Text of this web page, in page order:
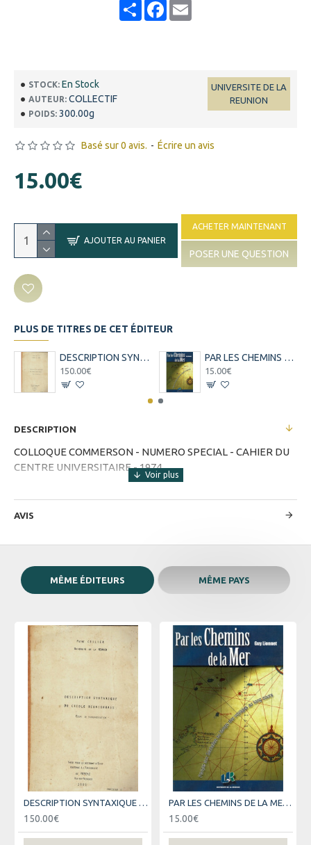
ShareFacebook
Email
STOCK: En Stock
AUTEUR: COLLECTIF
POIDS: 300.00g
UNIVERSITE DE LA
REUNION
Basé sur 0 avis. - Écrire un avis
15.00€
AJOUTER AU PANIER
ACHETER MAINTENANT
POSER UNE QUESTION
PLUS DE TITRES DE CET ÉDITEUR
DESCRIPTION SYNTAXIQUE DU CREOLE REUNIONNAIS -THESE DE DOCTORAT - TOME 1 ET 2 - PIERRECELLIER - 1985
150.00€
PAR LES CHEMINS DE LA MER - PERIPLE AUX SEYCHELLES - GUY LIONNET - 2001
15.00€
DESCRIPTION
COLLOQUE COMMERSON - NUMERO SPECIAL - CAHIER DU
CENTRE UNIVERSITAIRE - 1974
AVIS
MÊME ÉDITEURS MÊME PAYS
DESCRIPTION SYNTAXIQUE DU CREOLE REUNIONNAIS -THESE DE DOCTORAT - TOME 1 ET 2 - PIERRECELLIER - 1985
150.00€
PAR LES CHEMINS DE LA MER - PERIPLE AUX SEYCHELLES - GUY LIONNET - 2001
15.00€